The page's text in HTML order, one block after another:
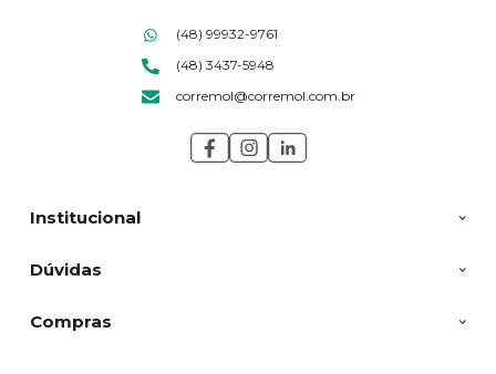
Institucional
Dúvidas
Compras
(48) 99932-9761
(48) 3437-5948
corremol@corremol.com.br